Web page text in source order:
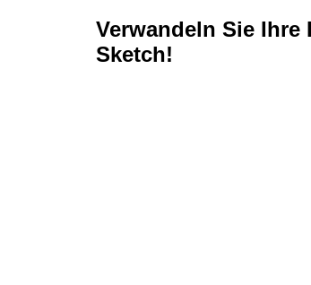
Verwandeln Sie
Sketch!